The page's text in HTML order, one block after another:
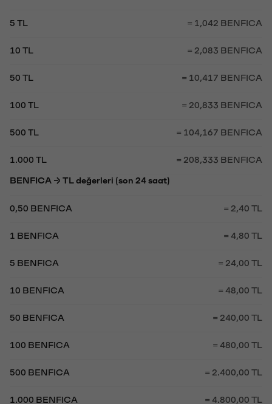
5 TL = 1,042 BENFICA
10 TL = 2,083 BENFICA
50 TL = 10,417 BENFICA
100 TL = 20,833 BENFICA
500 TL = 104,167 BENFICA
1.000 TL = 208,333 BENFICA
BENFICA → TL değerleri (son 24 saat)
0,50 BENFICA = 2,40 TL
1 BENFICA = 4,80 TL
5 BENFICA = 24,00 TL
10 BENFICA = 48,00 TL
50 BENFICA = 240,00 TL
100 BENFICA = 480,00 TL
500 BENFICA = 2.400,00 TL
1.000 BENFICA = 4.800,00 TL